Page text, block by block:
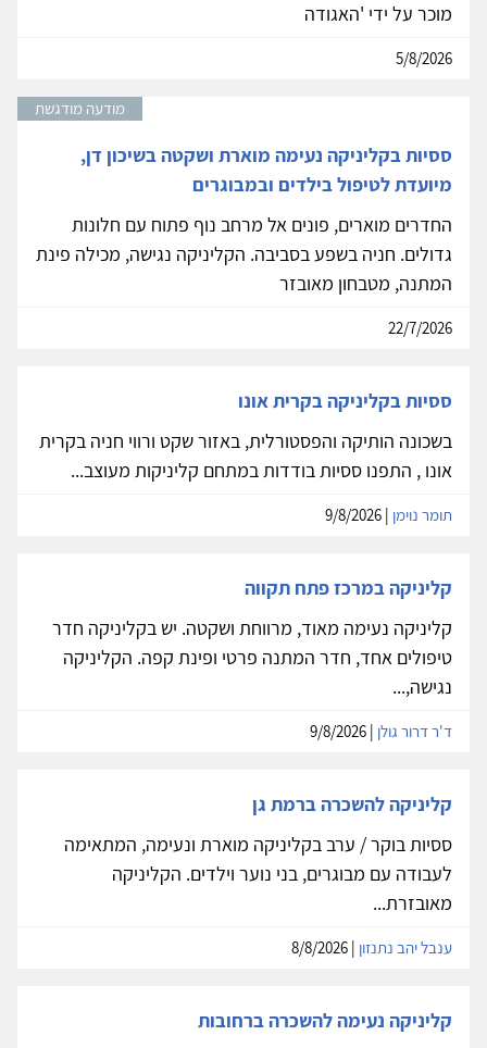
מוכר על ידי 'האגודה
5/8/2026
מודעה מודגשת
ססיות בקליניקה נעימה מוארת ושקטה בשיכון דן,
מיועדת לטיפול בילדים ובמבוגרים
החדרים מוארים, פונים אל מרחב נוף פתוח עם חלונות
גדולים. חניה בשפע בסביבה. הקליניקה נגישה, מכילה פינת
המתנה, מטבחון מאובזר
22/7/2026
ססיות בקליניקה בקרית אונו
בשכונה הותיקה והפסטורלית, באזור שקט ורווי חניה בקרית
אונו , התפנו ססיות בודדות במתחם קליניקות מעוצב...
תומר נוימן
קליניקה במרכז פתח תקווה
קליניקה נעימה מאוד, מרווחת ושקטה. יש בקליניקה חדר
טיפולים אחד, חדר המתנה פרטי ופינת קפה. הקליניקה
נגישה,...
ד'ר דרור גולן
קליניקה להשכרה ברמת גן
ססיות בוקר / ערב בקליניקה מוארת ונעימה, המתאימה
לעבודה עם מבוגרים, בני נוער וילדים. הקליניקה
מאובזרת...
ענבל יהב נתנזון
קליניקה נעימה להשכרה ברחובות